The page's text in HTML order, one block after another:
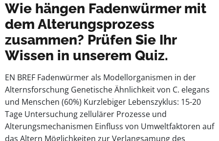
Wie hängen Fadenwürmer mit
dem Alterungsprozess
zusammen? Prüfen Sie Ihr
Wissen in unserem Quiz.
EN BREF Fadenwürmer als Modellorganismen in der
Alternsforschung Genetische Ähnlichkeit von C. elegans
und Menschen (60%) Kurzlebiger Lebenszyklus: 15-20
Tage Untersuchung zellulärer Prozesse und
Alterungsmechanismen Einfluss von Umweltfaktoren auf
das Altern Möglichkeiten zur Verlangsamung des